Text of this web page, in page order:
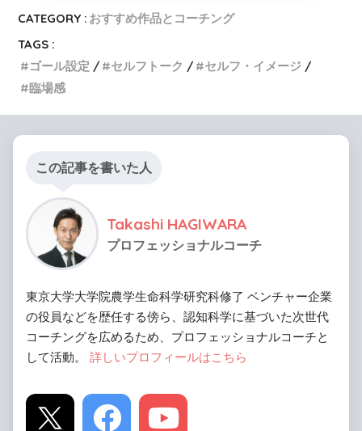
CATEGORY : おすすめ作品とコーチング
TAGS :
ゴール設定
セルフトーク
セルフ・イメージ
臨場感
この記事を書いた人
Takashi HAGIWARA
プロフェッショナルコーチ
東京大学大学院農学生命科学研究科修了 ベンチャー企業
の役員などを歴任する傍ら、認知科学に基づいた次世代
コーチングを広めるため、プロフェッショナルコーチと
して活動。
詳しいプロフィールはこちら